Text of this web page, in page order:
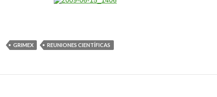
GRIMEX REUNIONES CIENTÍFICAS